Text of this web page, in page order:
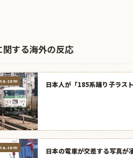
関する海外の反応
日本人が「185系踊り子ラス
日本の電車が交差する写真が